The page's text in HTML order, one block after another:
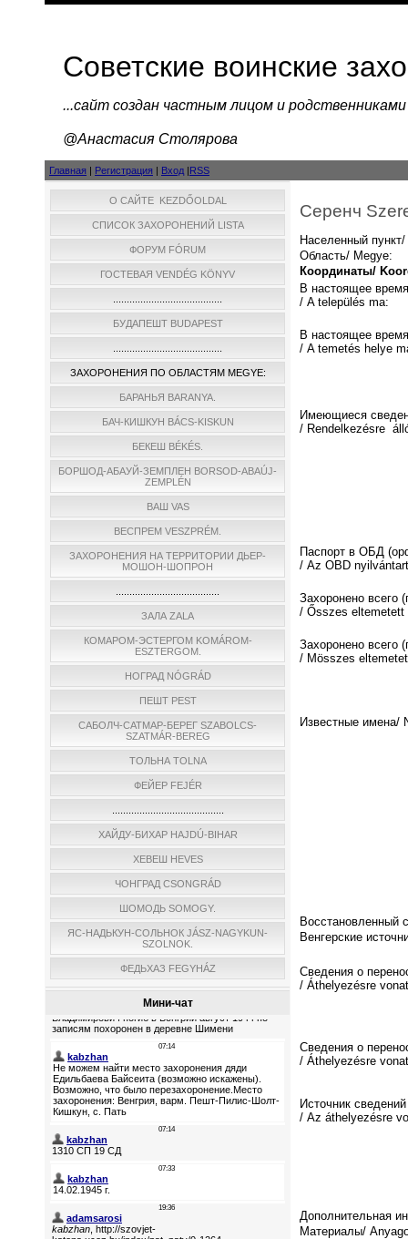
Советские воинские
...cайт создан частным лицом и
@Анастасия Столярова
Главная | Регистрация | Вход |RSS
О САЙТЕ KEZDŐOLDAL
СПИСОК ЗАХОРОНЕНИЙ LISTA
ФОРУМ FÓRUM
ГОСТЕВАЯ VENDÉG KÖNYV
БУДАПЕШТ BUDAPEST
ЗАХОРОНЕНИЯ ПО ОБЛАСТЯМ MEGYE:
БАРАНЬЯ BARANYA.
БАЧ-КИШКУН BÁCS-KISKUN
БЕКЕШ BÉKÉS.
БОРШОД-АБАУЙ-ЗЕМПЛЕН BORSOD-ABAÚJ-
ZEMPLÉN
ВАШ VAS
ВЕСПРЕМ VESZPRÉM.
ЗАХОРОНЕНИЯ НА ТЕРРИТОРИИ ДЬЕР-
МОШОН-ШОПРОН
ЗАЛА ZALA
КОМАРОМ-ЭСТЕРГОМ KOMÁROM-
ESZTERGOM.
НОГРАД NÓGRÁD
ПЕШТ PEST
САБОЛЧ-САТМАР-БЕРЕГ SZABOLCS-
SZATMÁR-BEREG
ТОЛЬНА TOLNA
ФЕЙЕР FEJÉR
ХАЙДУ-БИХАР HAJDÚ-BIHAR
ХЕВЕШ HEVES
ЧОНГРАД CSONGRÁD
ШОМОДЬ SOMOGY.
ЯС-НАДЬКУН-СОЛЬНОК JÁSZ-NAGYKUN-
SZOLNOK.
ФЕДЬХАЗ FEGYHÁZ
Мини-чат
Серенч
Населенный
Область/ Megye:
Координаты/
В настоящее
/ A település ma:
В настоящее
/ A temetés helye
Имеющиеся
/ Rendelkezésre
Паспорт в ОБД
/ Az OBD
Захоронено всего
/ Ősszes eltemetett
Захоронено всего
/ Мösszes
Известные имена/
Восстановленный
Венгерские
Сведения о
/ Áthelyezésre
Сведения о
/ Áthelyezésre
Источник
/ Az áthelyezésre
Дополнительная
Материалы/